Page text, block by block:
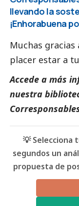
llevando la
¡Enhorabuena
Muchas gracias
placer estar a
Accede a más
nuestra
💡 Selecciona
segundos un
propuesta de